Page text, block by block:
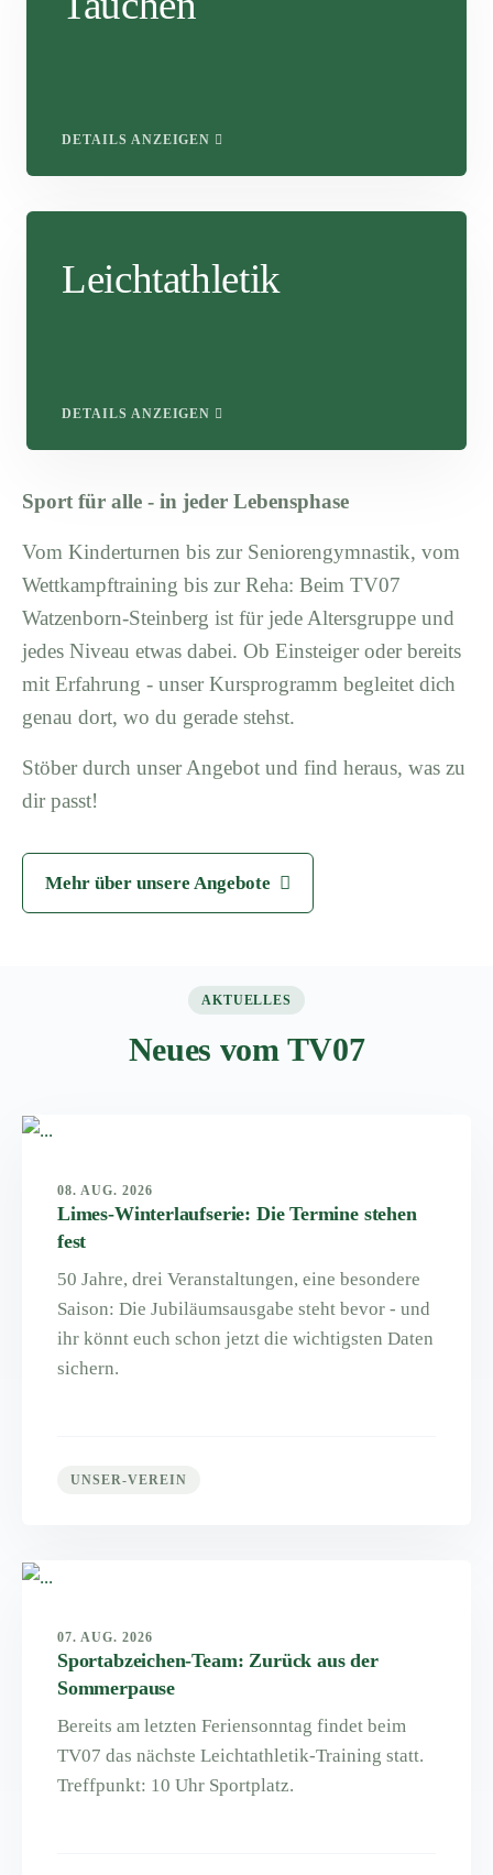
DETAILS ANZEIGEN
Leichtathletik
DETAILS ANZEIGEN
Sport für alle - in jeder Lebensphase
Vom Kinderturnen bis zur Seniorengymnastik, vom
Wettkampftraining bis zur Reha: Beim TV07
Watzenborn-Steinberg ist für jede Altersgruppe und
jedes Niveau etwas dabei. Ob Einsteiger oder bereits
mit Erfahrung - unser Kursprogramm begleitet dich
genau dort, wo du gerade stehst.
Stöber durch unser Angebot und find heraus, was zu
dir passt!
Mehr über unsere Angebote
AKTUELLES
Neues vom TV07
08. AUG. 2026
Limes-Winterlaufserie: Die Termine stehen
fest
50 Jahre, drei Veranstaltungen, eine besondere
Saison: Die Jubiläumsausgabe steht bevor - und
ihr könnt euch schon jetzt die wichtigsten Daten
sichern.
UNSER-VEREIN
07. AUG. 2026
Sportabzeichen-Team: Zurück aus der
Sommerpause
Bereits am letzten Feriensonntag findet beim
TV07 das nächste Leichtathletik-Training statt.
Treffpunkt: 10 Uhr Sportplatz.